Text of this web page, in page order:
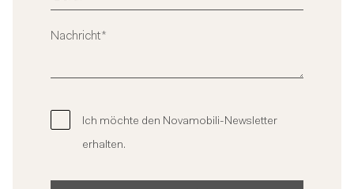
Ich möchte den Novamobili-Newsletter
erhalten.